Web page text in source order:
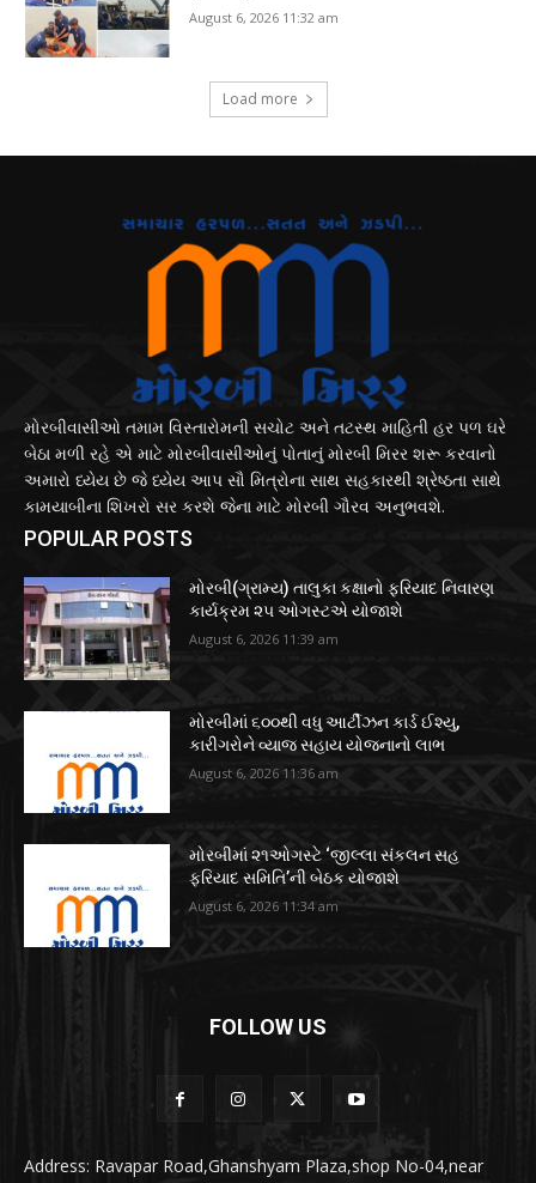
August 6, 2026 11:32 am
Load more
મોરબીવાસીઓ તમામ વિસ્તારોમની સચોટ અને તટસ્થ માહિતી હર પળ ઘરે
બેઠા મળી રહે એ માટે મોરબીવાસીઓનું પોતાનું મોરબી મિરર શરૂ કરવાનો
અમારો ધ્યેય છે જે ધ્યેય આપ સૌ મિત્રોના સાથ સહકારથી શ્રેષ્ઠતા સાથે
કામયાબીના શિખરો સર કરશે જેના માટે મોરબી ગૌરવ અનુભવશે.
POPULAR POSTS
મોરબી(ગ્રામ્ય) તાલુકા કક્ષાનો ફરિયાદ નિવારણ
કાર્યક્રમ ૨૫ ઓગસ્ટએ યોજાશે
August 6, 2026 11:39 am
મોરબીમાં ૬૦૦થી વધુ આર્ટીઝન કાર્ડ ઈશ્યુ,
કારીગરોને વ્યાજ સહાય યોજનાનો લાભ
August 6, 2026 11:36 am
મોરબીમાં ૨૧ઓગસ્ટે ‘જીલ્લા સંકલન સહ
ફરિયાદ સમિતિ’ની બેઠક યોજાશે
August 6, 2026 11:34 am
FOLLOW US
Address: Ravapar Road,Ghanshyam Plaza,shop No-04,near